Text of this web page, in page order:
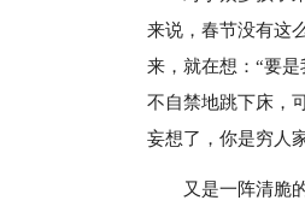
来说，春节没有这
来，就在想：“要
不自禁地跳下床，
妄想了，你是穷人
又是一阵清脆